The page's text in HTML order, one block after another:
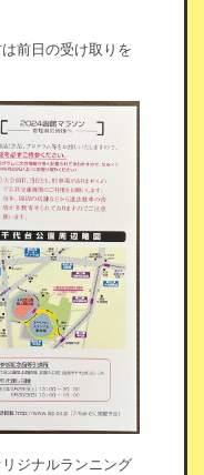
前日の受け取りを
ジナルランニング